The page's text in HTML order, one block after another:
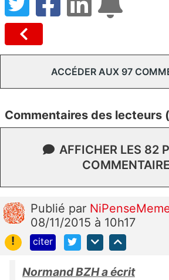
ACCÉDER AUX 97
Commentaires des lecteurs
AFFICHER LES 82
Publié par
08/11/2015 à 10h17
!
citer
Normand BZH a écrit